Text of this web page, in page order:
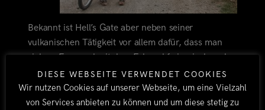
Bekannt ist Hell’s Gate aber neben seiner
vulkanischen Tätigkeit vor allem dafür, dass man
sich zu Fuss und mit dem Fahrrad frei zwischen den
vielen Wildtieren bewegen darf (es gibt keine
Loewen und Elefanten!). Also mieten wir uns am
Parkeingang vier eher bescheiden gewartete
DIESE WEBSEITE VERWENDET COOKIES
Wir nutzen Cookies auf unserer Webseite, um eine Vielzahl
von Services anbieten zu können und um diese stetig zu